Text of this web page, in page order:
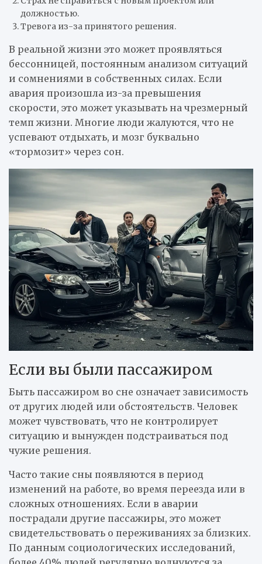
должностью.
Тревога из-за принятого решения.
В реальной жизни это может проявляться
бессонницей, постоянным анализом ситуаций
и сомнениями в собственных силах. Если
авария произошла из-за превышения
скорости, это может указывать на чрезмерный
темп жизни. Многие люди жалуются, что не
успевают отдыхать, и мозг буквально
«тормозит» через сон.
Если вы были пассажиром
Быть пассажиром во сне означает зависимость
от других людей или обстоятельств. Человек
может чувствовать, что не контролирует
ситуацию и вынужден подстраиваться под
чужие решения.
Часто такие сны появляются в период
изменений на работе, во время переезда или в
сложных отношениях. Если в аварии
пострадали другие пассажиры, это может
свидетельствовать о переживаниях за близких.
По данным социологических исследований,